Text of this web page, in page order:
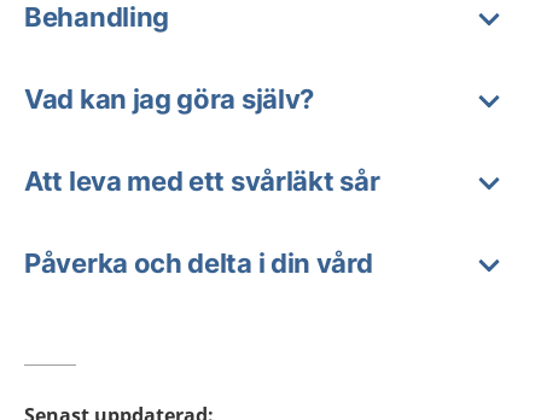
Behandling
Vad kan jag göra själv?
Att leva med ett svårläkt sår
Påverka och delta i din vård